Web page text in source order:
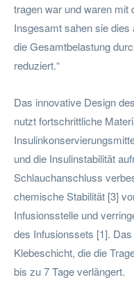
tragen war und waren mit
Insgesamt sahen sie
die Gesamtbelastung
reduziert.“
Das innovative Design
nutzt fortschrittliche
und die Insulinstabilität
Schlauchanschluss
chemische Stabilität [3]
Infusionsstelle und
des Infusionssets [1].
Klebeschicht, die die
bis zu 7 Tage verlängert.